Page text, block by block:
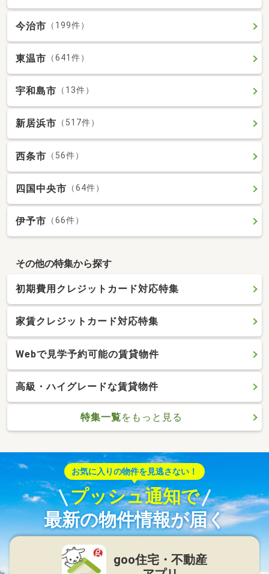
今治市 （199件）
東温市 （641件）
宇和島市 （13件）
新居浜市 （517件）
西条市 （56件）
四国中央市 （64件）
伊予市 （66件）
その他の特集から探す
初期費用クレジットカード対応特集
家賃クレジットカード対応特集
Webで見学予約可能の賃貸物件
高級・ハイグレードな賃貸物件
特集一覧をもっと見る
お気に入りの物件を見逃さない！
プッシュ通知で
最新の物件情報が届く
goo住宅・不動産